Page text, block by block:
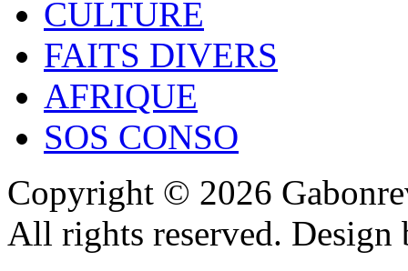
CULTURE
FAITS DIVERS
AFRIQUE
SOS CONSO
Copyright © 2026
All rights reserved.